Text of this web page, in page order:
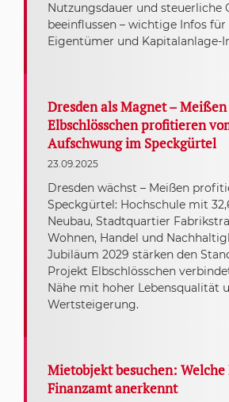
Nutzungsdauer und steuerliche
beeinflussen – wichtige Infos für
Eigentümer und Kapitalanlage-
Dresden als Magnet – Meißen
Elbschlösschen profitieren
Aufschwung im Speckgürtel
23.09.2025
Dresden wächst – Meißen
Speckgürtel: Hochschule mit
Neubau, Stadtquartier
Wohnen, Handel und
Jubiläum 2029 stärken den
Projekt Elbschlösschen
Nähe mit hoher Lebensqualität
Wertsteigerung.
Mietobjekt besuchen: Welche
Finanzamt anerkennt